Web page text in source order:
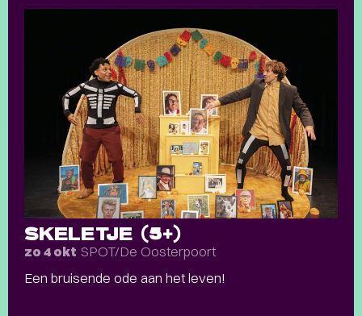
SKELETJE (5+)
zo 4 okt SPOT/De Oosterpoort
Een bruisende ode aan het leven!